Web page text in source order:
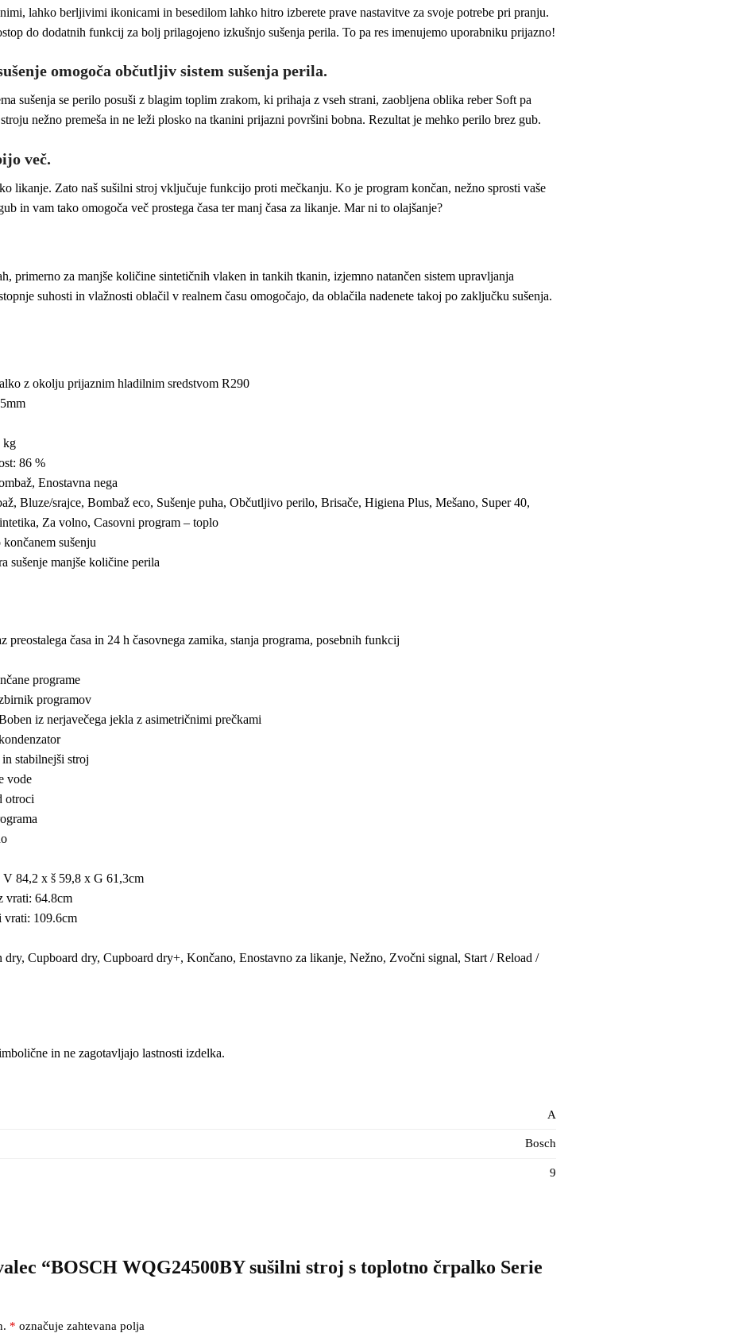
lahko berljivimi ikonicami in besedilom lahko hitro izberete prave nastavitve za svoje potrebe pri pranju.
do dodatnih funkcij za bolj prilagojeno izkušnjo sušenja perila. To pa res imenujemo uporabniku prijazno!
omogoča občutljiv sistem sušenja perila.
sušenja se perilo posuši z blagim toplim zrakom, ki prihaja z vseh strani, zaobljena oblika reber Soft pa
nežno premeša in ne leži plosko na tkanini prijazni površini bobna. Rezultat je mehko perilo brez gub.
več.
likanje. Zato naš sušilni stroj vključuje funkcijo proti mečkanju. Ko je program končan, nežno sprosti vaše
in vam tako omogoča več prostega časa ter manj časa za likanje. Mar ni to olajšanje?
primerno za manjše količine sintetičnih vlaken in tankih tkanin, izjemno natančen sistem upravljanja
suhosti in vlažnosti oblačil v realnem času omogočajo, da oblačila nadenete takoj po zaključku sušenja.
z okolju prijaznim hladilnim sredstvom R290
kg
86 %
Enostavna nega
Bluze/srajce, Bombaž eco, Sušenje puha, Občutljivo perilo, Brisače, Higiena Plus, Mešano, Super 40,
Za volno, Casovni program – toplo
sušenju
sušenje manjše količine perila
preostalega časa in 24 h časovnega zamika, stanja programa, posebnih funkcij
programe
programov
iz nerjavečega jekla z asimetričnimi prečkami
stabilnejši stroj
vode
otroci
V 84,2 x š 59,8 x G 61,3cm
vrati: 64.8cm
vrati: 109.6cm
dry, Cupboard dry, Cupboard dry+, Končano, Enostavno za likanje, Nežno, Zvočni signal, Start / Reload /
in ne zagotavljajo lastnosti izdelka.
A
Bosch
9
“BOSCH WQG24500BY sušilni stroj s toplotno črpalko Serie
* označuje zahtevana polja